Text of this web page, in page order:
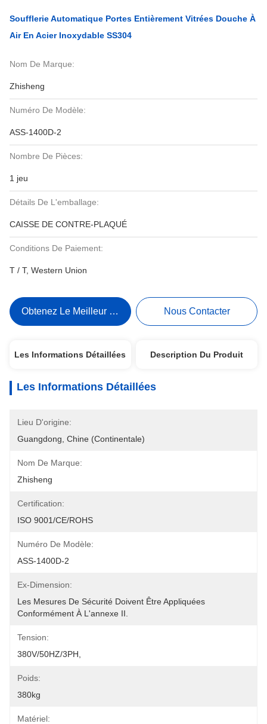
Soufflerie Automatique Portes Entièrement Vitrées Douche À
Air En Acier Inoxydable SS304
Nom De Marque:
Zhisheng
Numéro De Modèle:
ASS-1400D-2
Nombre De Pièces:
1 jeu
Détails De L'emballage:
CAISSE DE CONTRE-PLAQUÉ
Conditions De Paiement:
T / T, Western Union
Obtenez Le Meilleur Prix Nous Contacter
Les Informations Détaillées Description Du Produit
Les Informations Détaillées
Lieu D'origine:
Guangdong, Chine (continentale)
Nom De Marque:
Zhisheng
Certification:
ISO 9001/CE/ROHS
Numéro De Modèle:
ASS-1400D-2
Ex-Dimension:
Les Mesures De Sécurité Doivent Être Appliquées
Conformément À L'annexe II.
Tension:
380V/50HZ/3PH,
Poids:
380kg
Matériel: